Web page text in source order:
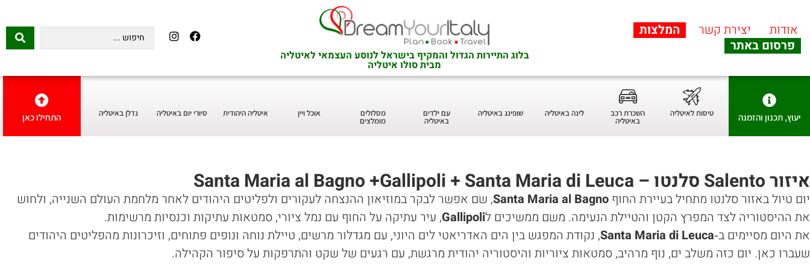
אודות יצירת קשר
המלצות
פרסום באתר
בלוג התיירות הגדול והמקיף בישראל לנוסע העצמאי לאיטליה
מבית סולו איטליה
יעוץ, תכנון והזמנה טיסות לאיטליה השכרת רכב
באיטליה
לינה באיטליה שופינג באיטליה עם ילדים
באיטליה
מסלולים
מומלצים
אוכל ויין איטליה היהודית סיורי יום באיטליה נדלן באיטליה התחילו כאן
איזור Salento סלנטו – Santa Maria al Bagno +Gallipoli + Santa Maria di Leuca
יום טיול באזור סלנטו מתחיל בעיירת החוף Santa Maria al Bagno, שם אפשר לבקר במוזיאון ההנצחה לעקורים ולפליטים היהודים לאחר מלחמת העולם השנייה, ולחוש
את ההיסטוריה לצד המפרץ הקטן והטיילת הנעימה. משם ממשיכים לGallipoli, עיר עתיקה על החוף עם נמל ציורי, סמטאות עתיקות וכנסיות מרשימות.
את היום מסיימים ב‑Santa Maria di Leuca, נקודת המפגש בין הים האדריאטי לים היוני, עם מגדלור מרשים, טיילת נוחה ונופים פתוחים, וזיכרונות מהפליטים היהודים
שעברו כאן. יום כזה משלב ים, נוף מרהיב, סמטאות ציוריות והיסטוריה יהודית מרגשת, עם רגעים של שקט והתרפקות על סיפור הקהילה.